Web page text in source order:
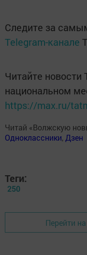
Следите за
Telegram-канале
Читайте новости
национальном
https://max.ru/
Читай «Волжскую
Одноклассники,Дзен
Теги:
250
Перейти